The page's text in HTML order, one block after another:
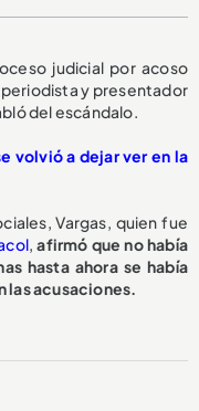
judicial por acoso
periodista y presentador
del escándalo.
volvió a dejar ver en la
Vargas, quien fue
,afirmó que no había
hasta ahora se había
las acusaciones.